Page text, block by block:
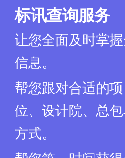
标讯查询服务
让您全面及时掌
信息。
帮您跟对合适的
位、设计院、总
方式。